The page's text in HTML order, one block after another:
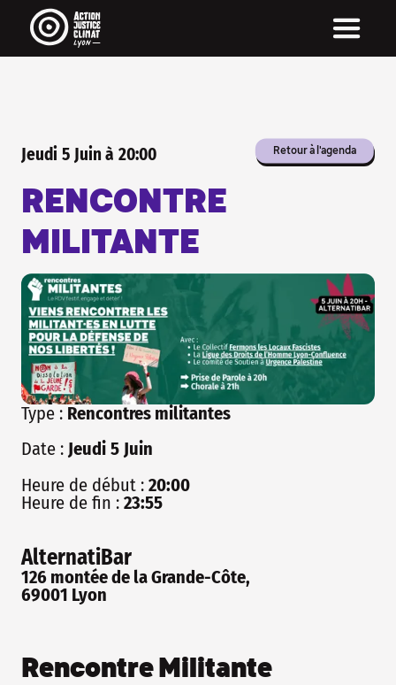
sociaux, sans algorithme qui décide pour toi !
INSCRIS-TOI À NOTRE
NEWSLETTER
Jeudi 5 Juin à 20:00 Retour à l'agenda
RENCONTRE
MILITANTE
Type : Rencontres militantes
Date : Jeudi 5 Juin
Heure de début : 20:00
Heure de fin : 23:55
AlternatiBar
126 montée de la Grande-Côte,
69001 Lyon
Rencontre Militante